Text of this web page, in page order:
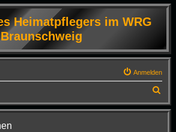
Heimatpflegers im WRG
Braunschweig
Anmelden
u